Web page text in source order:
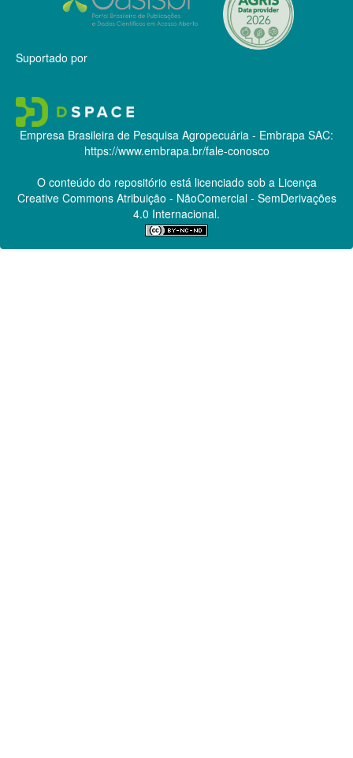
Suportado por
Empresa Brasileira de Pesquisa Agropecuária - Embrapa SAC:
https://www.embrapa.br/fale-conosco
O conteúdo do repositório está licenciado sob a Licença
Creative CommonsAtribuição - NãoComercial - SemDerivações
4.0 Internacional.